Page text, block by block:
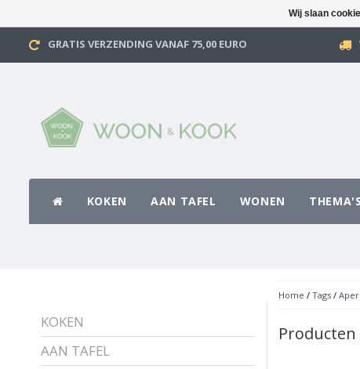
GRATIS VERZENDING VANAF 75,00 EURO
KOKEN AAN TAFEL WONEN THEMA'S
KOKEN
AAN TAFEL
Home / Tags/
Wij slaan